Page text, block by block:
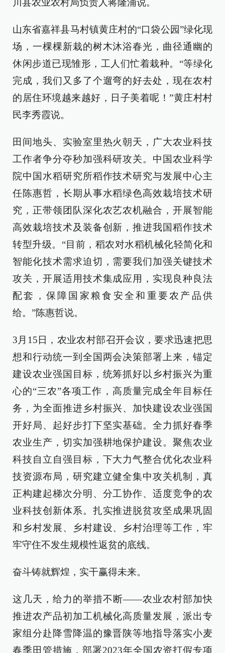
川县农业农村局负责人蒋隆浦说。
山东省嘉祥县马村镇黄庄村的“口袋公园”绿化现
场，一棵棵新栽的树木沐浴春光，曲径通幽的
休闲步道已现雏形，工人们忙着栽种。“等绿化
完成，我们又多了个遛弯的好去处，现在农村
的居住环境越来越好，日子美着呢！”黄庄村村
民李秀霞说。
田间地头、实验室里热火朝天，广大农业科技
工作者争分夺秒加强科研攻关。中国农业科学
院中国水稻研究所稻作技术研究与发展中心主
任陈惠哲，长期从事水稻绿色高效栽培技术研
究，正带领团队深化农艺农机融合，开展智能
高效栽培技术及装备创新，推进我国稻作技术
转型升级。“目前，稻农对水稻机械化轻简化和
智能化技术需求迫切，需要我们加强关键技术
攻关，开展适用技术集成应用，实现良种良法
配套，保障国家粮食安全和重要农产品供
给。”陈惠哲说。
3月15日，农业农村部召开会议，要求迅速把思
想和行动统一到全国两会决策部署上来，锚定
建设农业强国目标，统筹抓好以乡村振兴为重
心的“三农”各项工作，高质量完成全年目标任
务，为全面推进乡村振兴、加快建设农业强国
开好局、起好步打下坚实基础。全力抓好春季
农业生产，切实加强耕地保护建设。聚焦农业
科技自立自强目标，下大力气整合优化农业科
技资源布局，研究建立健全集中攻关机制，真
正构建起梯次分明、分工协作、适度竞争的农
业科技创新体系。扎实推进脱贫攻坚成果巩固
和乡村发展、乡村建设、乡村治理等工作，牢
牢守住不发生规模性返贫的底线。
奋斗铸就辉煌，实干赢得未来。
这几天，给力的举措不断——农业农村部加快
推进农产品初加工机械化高质量发展，派出专
家组分赴降雪降温的豫晋陕等地指导落实小麦
春季田管措施，部署2023年全国农资打假专项